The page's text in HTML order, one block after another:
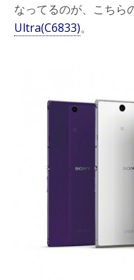
なってるのが、こちら
Ultra(C6833)。